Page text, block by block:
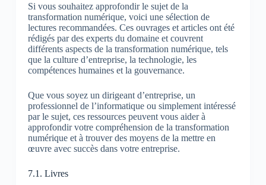
Si vous souhaitez approfondir le sujet de la
transformation numérique, voici une sélection de
lectures recommandées. Ces ouvrages et articles ont été
rédigés par des experts du domaine et couvrent
différents aspects de la transformation numérique, tels
que la culture d’entreprise, la technologie, les
compétences humaines et la gouvernance.
Que vous soyez un dirigeant d’entreprise, un
professionnel de l’informatique ou simplement intéressé
par le sujet, ces ressources peuvent vous aider à
approfondir votre compréhension de la transformation
numérique et à trouver des moyens de la mettre en
œuvre avec succès dans votre entreprise.
7.1. Livres